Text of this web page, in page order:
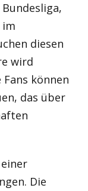
im
diesen
wird
können
das über
Die